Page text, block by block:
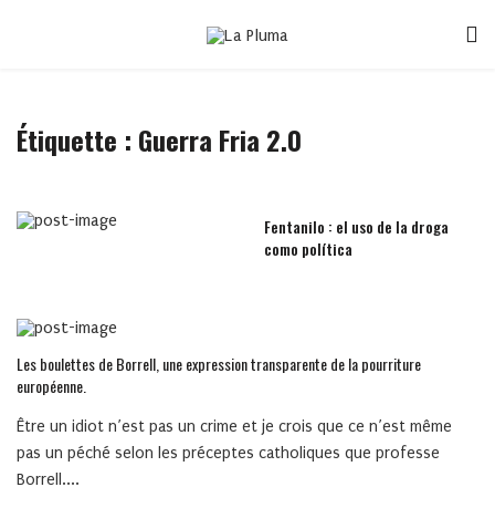
Étiquette : Guerra Fria 2.0
Fentanilo : el uso de la droga
como política
Les boulettes de Borrell, une expression transparente de la pourriture
européenne.
Être un idiot n’est pas un crime et je crois que ce n’est même
pas un péché selon les préceptes catholiques que professe
Borrell....